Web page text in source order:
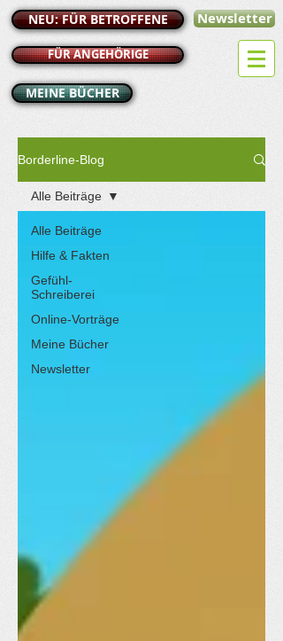
NEU: FÜR BETROFFENE
FÜR ANGEHÖRIGE
MEINE BÜCHER
Newsletter
Borderline-Blog
Alle Beiträge
Hilfe & Fakten
Gefühl-
Schreiberei
Online-Vorträge
Meine Bücher
Newsletter
Alle Beiträge